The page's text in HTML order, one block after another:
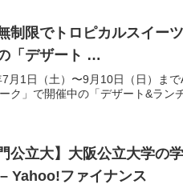
制限でトロピカルスイー
「デザート …
月1日（土）〜9月10日（日）ま
ク」で開催中の「デザート&ラン
公立大】 大阪公立大学の
Yahoo!ファイナンス